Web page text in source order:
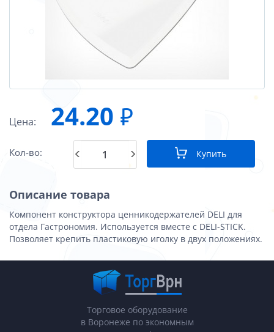
Цена: 24.20 ₽
Кол-во: Купить
Описание товара
Компонент конструктора ценникодержателей DELI для
отдела Гастрономия. Используется вместе с DELI-STICK.
Позволяет крепить пластиковую иголку в двух положениях.
Торговое оборудование
в Воронеже по экономным